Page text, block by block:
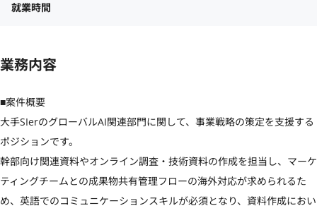
就業時間
業務内容
■案件概要
大手SIerのグローバルAI関連部門に関して、事業戦略の策定を支援する
ポジションです。
幹部向け関連資料やオンライン調査・技術資料の作成を担当し、マーケ
ティングチームとの成果物共有管理フローの海外対応が求められるた
め、英語でのコミュニケーションスキルが必須となり、資料作成におい